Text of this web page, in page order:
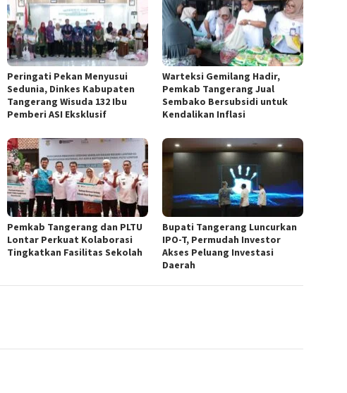
Peringati Pekan Menyusui
Sedunia, Dinkes Kabupaten
Tangerang Wisuda 132 Ibu
Pemberi ASI Eksklusif
Warteksi Gemilang Hadir,
Pemkab Tangerang Jual
Sembako Bersubsidi untuk
Kendalikan Inflasi
Pemkab Tangerang dan PLTU
Lontar Perkuat Kolaborasi
Tingkatkan Fasilitas Sekolah
Bupati Tangerang Luncurkan
IPO-T, Permudah Investor
Akses Peluang Investasi
Daerah